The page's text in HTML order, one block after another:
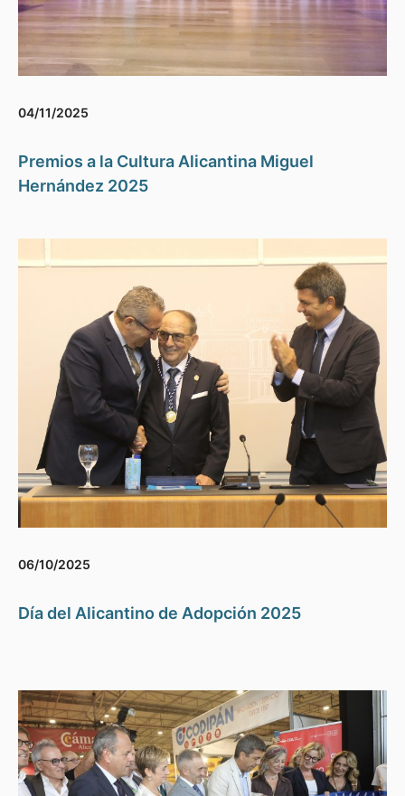
04/11/2025
Premios a la Cultura Alicantina Miguel
Hernández 2025
06/10/2025
Día del Alicantino de Adopción 2025